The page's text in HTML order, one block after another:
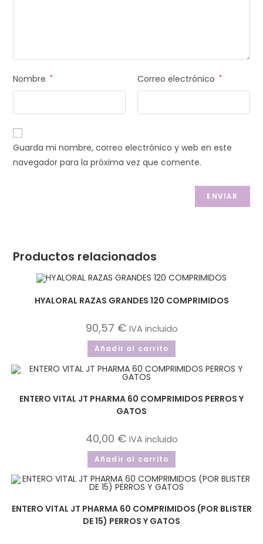
Nombre * Correo electrónico *
Guarda mi nombre, correo electrónico y web en este
navegador para la próxima vez que comente.
Productos relacionados
HYALORAL RAZAS GRANDES 120 COMPRIMIDOS
90,57 € IVA incluido
Añadir al carrito
ENTERO VITAL JT PHARMA 60 COMPRIMIDOS PERROS Y
GATOS
40,00 € IVA incluido
Añadir al carrito
ENTERO VITAL JT PHARMA 60 COMPRIMIDOS (POR BLISTER
DE 15) PERROS Y GATOS